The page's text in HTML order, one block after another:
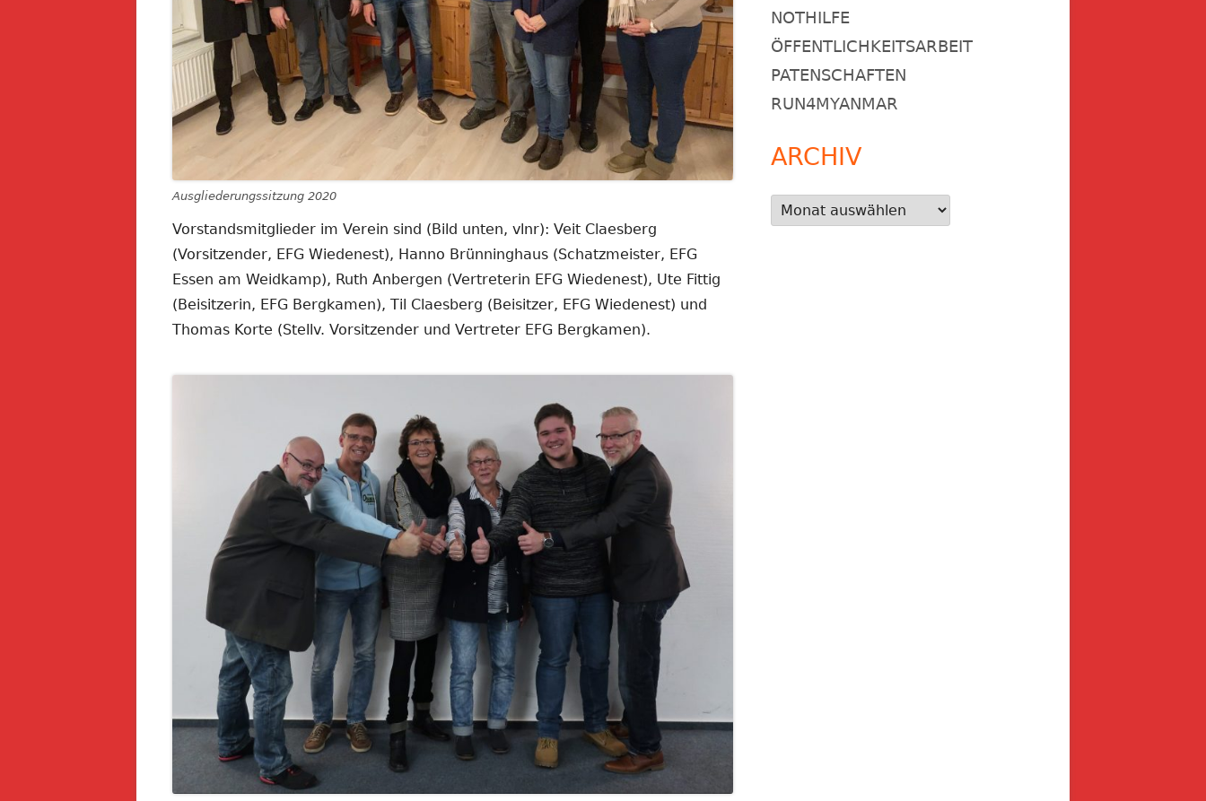
Ausgliederungssitzung 2020
Vorstandsmitglieder im Verein sind (Bild unten, vlnr): Veit Claesberg
(Vorsitzender, EFG Wiedenest), Hanno Brünninghaus (Schatzmeister, EFG
Essen am Weidkamp), Ruth Anbergen (Vertreterin EFG Wiedenest), Ute Fittig
(Beisitzerin, EFG Bergkamen), Til Claesberg (Beisitzer, EFG Wiedenest) und
Thomas Korte (Stellv. Vorsitzender und Vertreter EFG Bergkamen).
NOTHILFE
ÖFFENTLICHKEITSARBEIT
PATENSCHAFTEN
RUN4MYANMAR
ARCHIV
Archiv